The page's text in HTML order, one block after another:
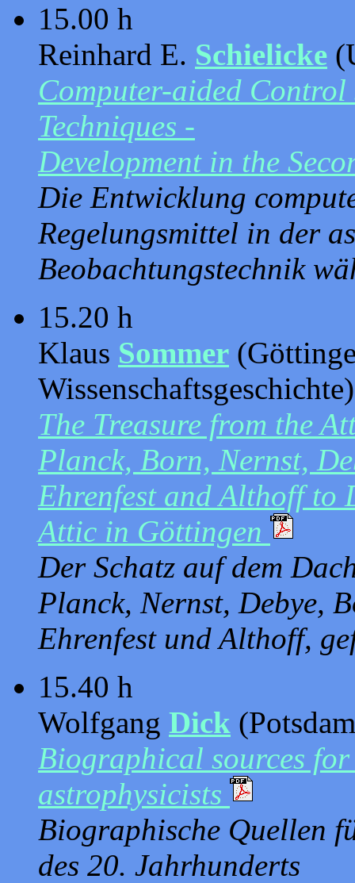
15.00 h
Reinhard E. Schielicke
Computer-aided Control
Techniques -
Development in the
Die Entwicklung
Regelungsmittel in der
Beobachtungstechnik
15.20 h
Klaus Sommer
The Treasure from the
Planck, Born, Nernst,
Ehrenfest and Althoff to
Attic in Göttingen
Der Schatz auf dem
Planck, Nernst, Debye,
Ehrenfest und Althoff,
15.40 h
Wolfgang Dick
Biographical sources
astrophysicists
Biographische Quellen
des 20. Jahrhunderts